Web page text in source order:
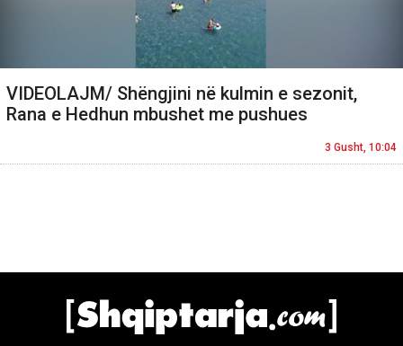
VIDEOLAJM/ Shëngjini në kulmin e sezonit,
Rana e Hedhun mbushet me pushues
3 Gusht, 10:04